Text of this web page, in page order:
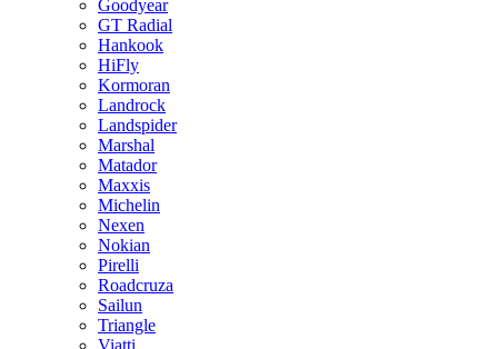
Goodyear
GT Radial
Hankook
HiFly
Kormoran
Landrock
Landspider
Marshal
Matador
Maxxis
Michelin
Nexen
Nokian
Pirelli
Roadcruza
Sailun
Triangle
Viatti